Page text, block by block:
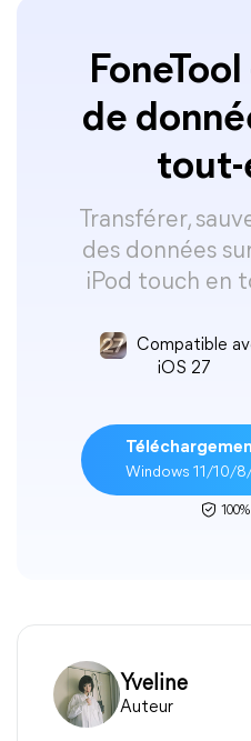
de
tout-
Transférer,
des données
iPod touch en
Compatible
iOS 27
Windows 11/10/
Yveline
Auteur